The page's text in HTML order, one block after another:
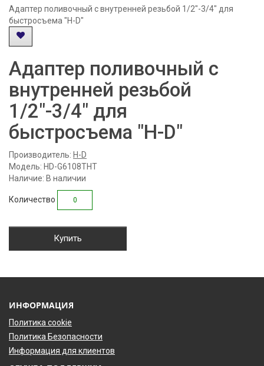
Адаптер поливочный с внутренней резьбой 1/2"-3/4" для
быстросъема "H-D"
Адаптер поливочный с
внутренней резьбой
1/2"-3/4" для
быстросъема "H-D"
Производитель: H-D
Модель: HD-G6108THT
Наличие: В наличии
Количество
Купить
ИНФОРМАЦИЯ
Политика cookie
Политика Безопасности
Информация для клиентов